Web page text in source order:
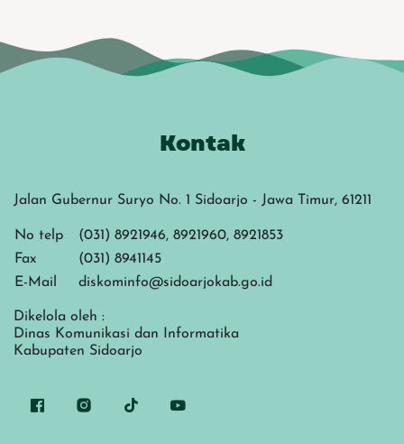
Kontak
Jalan Gubernur Suryo No. 1 Sidoarjo - Jawa Timur, 61211
No telp
(031) 8921946, 8921960, 8921853
Fax
(031) 8941145
E-Mail
diskominfo@sidoarjokab.go.id
Dikelola oleh :
Dinas Komunikasi dan Informatika
Kabupaten Sidoarjo